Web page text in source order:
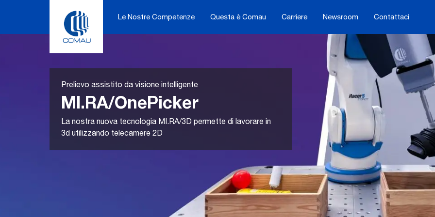
Le Nostre Competenze Questa è Comau Carriere Newsroom Contattaci
Prelievo assistito da visione intelligente
MI.RA/OnePicker
La nostra nuova tecnologia MI.RA/3D permette di lavorare in
3d utilizzando telecamere 2D